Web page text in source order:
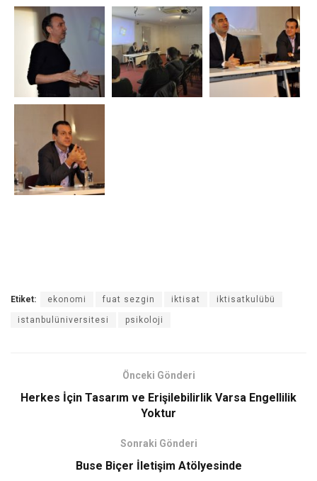
Etiket: ekonomi fuat sezgin iktisat iktisatkulübü
istanbulüniversitesi psikoloji
Önceki Gönderi
Herkes İçin Tasarım ve Erişilebilirlik Varsa Engellilik
Yoktur
Sonraki Gönderi
Buse Biçer İletişim Atölyesinde